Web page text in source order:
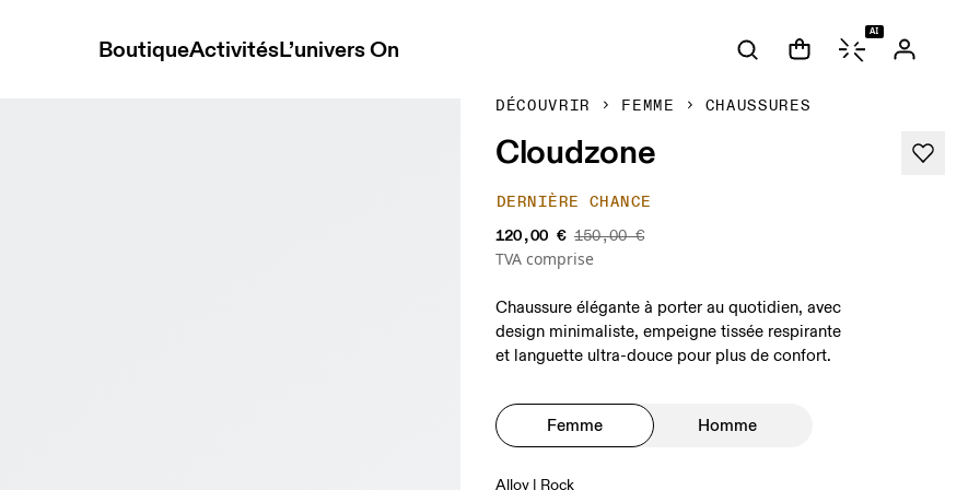
BoutiqueActivitésL’univers On
AI
DÉCOUVRIR FEMME CHAUSSURES
Cloudzone
DERNIÈRE CHANCE
120,00 € 150,00 €
TVA comprise
Chaussure élégante à porter au quotidien, avec
design minimaliste, empeigne tissée respirante
et languette ultra-douce pour plus de confort.
Femme Homme
Alloy | Rock